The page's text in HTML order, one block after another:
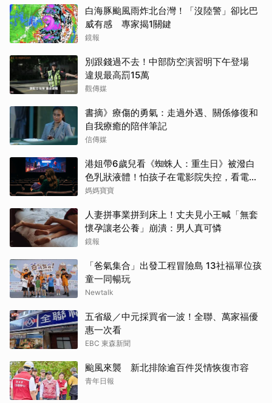
白海豚颱風雨炸北台灣！「沒陸警」卻比巴
威有感 專家揭1關鍵
鏡報
別跟錢過不去！中部防空演習明下午登場
違規最高罰15萬
觀傳媒
書摘》療傷的勇氣：走過外遇、關係修復和
自我療癒的陪伴筆記
信傳媒
港姐帶6歲兒看《蜘蛛人：重生日》被潑白
色乳狀液體！怕孩子在電影院失控，看電影
前爸媽「必做3件事與3評估」
媽媽寶寶
人妻拼事業拼到床上！丈夫見小王喊「無套
懷孕讓老公養」崩潰：男人真可憐
鏡報
「爸氣集合」出發工程冒險島 13社福單位孩
童一同暢玩
Newtalk
五省級／中元採買省一波！全聯、萬家福優
惠一次看
EBC 東森新聞
颱風來襲 新北排除逾百件災情恢復市容
青年日報